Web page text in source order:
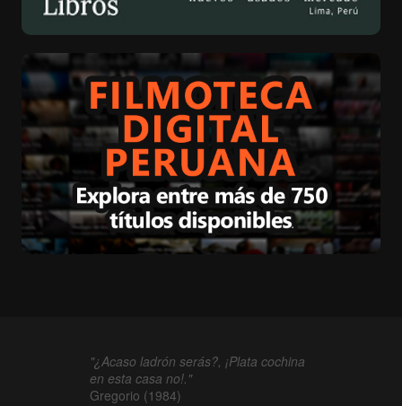
"¿Acaso ladrón serás?, ¡Plata cochina
en esta casa no!."
Gregorio (1984)